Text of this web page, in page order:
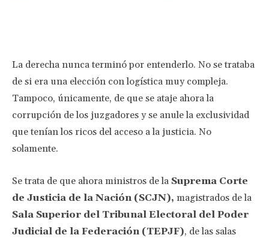
La derecha nunca terminó por entenderlo. No se trataba
de si era una elección con logística muy compleja.
Tampoco, únicamente, de que se ataje ahora la
corrupción de los juzgadores y se anule la exclusividad
que tenían los ricos del acceso a la justicia. No
solamente.
Se trata de que ahora ministros de la Suprema Corte
de Justicia de la Nación (SCJN), magistrados de la
Sala Superior del Tribunal Electoral del Poder
Judicial de la Federación (TEPJF), de las salas